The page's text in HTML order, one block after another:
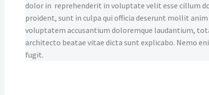
dolor in reprehenderit in voluptate velit esse cillum
proident, sunt in culpa qui officia deserunt mollit
voluptatem accusantium doloremque laudantium,
architecto beatae vitae dicta sunt explicabo. Nemo
fugit.